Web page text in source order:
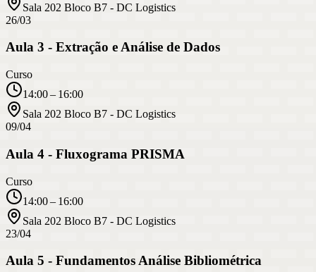
Sala 202 Bloco B7 - DC Logistics
26/03
Aula 3 - Extração e Análise de Dados
Curso
14:00 – 16:00
Sala 202 Bloco B7 - DC Logistics
09/04
Aula 4 - Fluxograma PRISMA
Curso
14:00 – 16:00
Sala 202 Bloco B7 - DC Logistics
23/04
Aula 5 - Fundamentos Análise Bibliométrica